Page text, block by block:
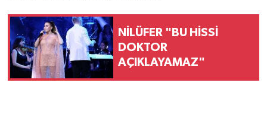
NİLÜFER "BU HİSSİ
DOKTOR
AÇIKLAYAMAZ"